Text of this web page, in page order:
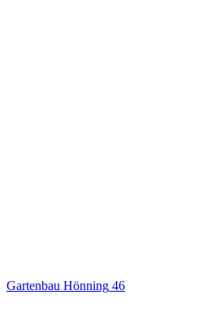
Gartenbau Hönning 46